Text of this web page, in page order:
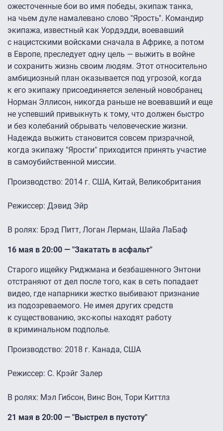
ожесточенные бои во имя победы, экипаж танка,
на чьем дуле намалевано слово "Ярость". Командир
экипажа, известный как Уордэдди, воевавший
с нацистскими войсками сначала в Африке, а потом
в Европе, преследует одну цель — выжить в войне
и сохранить жизнь своим людям. Этот относительно
амбициозный план оказывается под угрозой, когда
к его экипажу присоединяется зеленый новобранец
Норман Эллисон, никогда раньше не воевавший и еще
не успевший привыкнуть к тому, что должен быстро
и без колебаний обрывать человеческие жизни.
Надежда выжить становится совсем призрачной,
когда экипажу "Ярости" приходится принять участие
в самоубийственной миссии.
Производство: 2014 г. США, Китай, Великобритания
Режиссер: Дэвид Эйр
В ролях: Брэд Питт, Логан Лерман, Шайа ЛаБаф
16 мая в 20:00 — "Закатать в асфальт"
Старого ищейку Риджмана и безбашенного Энтони
отстраняют от дел после того, как в сеть попадает
видео, где напарники жестко выбивают признание
из подозреваемого. Не имея других средств
к существованию, экс-копы находят работу
в криминальном подполье.
Производство: 2018 г. Канада, США
Режиссер: С. Крэйг Залер
В ролях: Мэл Гибсон, Винс Вон, Тори Киттлз
21 мая в 20:00 — "Выстрел в пустоту"